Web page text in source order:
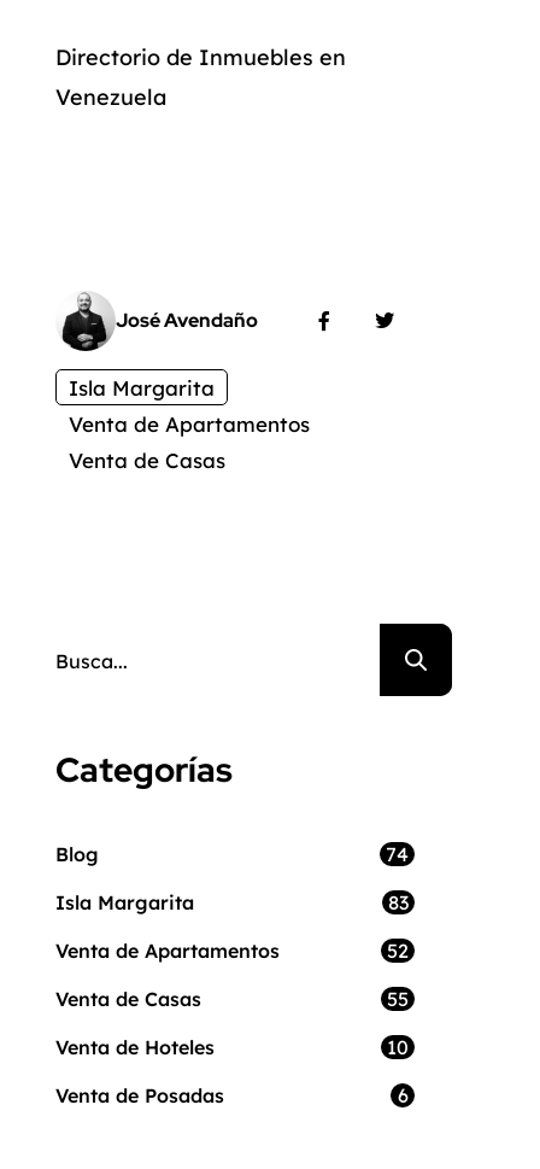
Directorio de Inmuebles en
Venezuela
José Avendaño
Isla Margarita
Venta de Apartamentos
Venta de Casas
Categorías
Blog 74
Isla Margarita 83
Venta de Apartamentos 52
Venta de Casas 55
Venta de Hoteles 10
Venta de Posadas 6